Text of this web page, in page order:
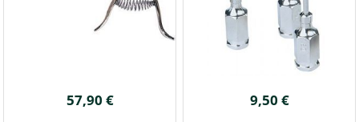
57,90 € 9,50 €